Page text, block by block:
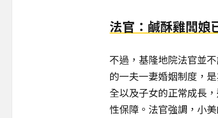
法官：鹹酥雞闆娘
不過，基隆地院法官並
的一夫一妻婚姻制度，
全以及子女的正常成長
性保障。法官強調，小